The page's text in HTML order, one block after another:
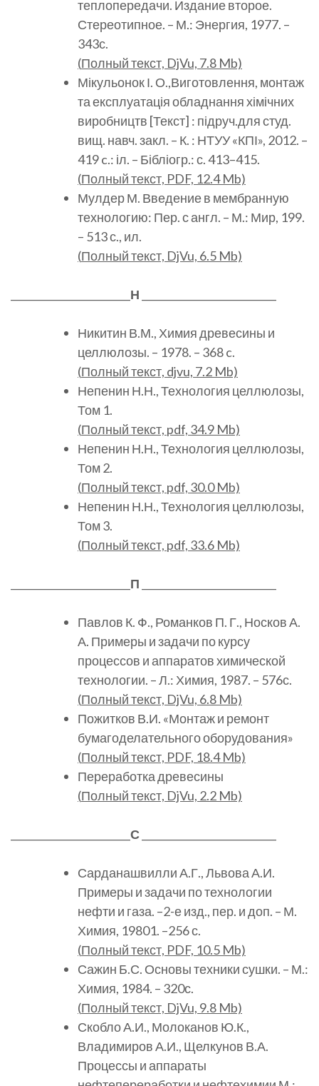
теплопередачи. Издание второе.
Стереотипное. – М.: Энергия, 1977. –
343с.
(Полныйтекст, DjVu, 7.8 Mb)
Мікульонок І. О.,Виготовлення, монтаж
та експлуатація обладнання хімічних
виробництв [Текст] : підруч.для студ.
вищ. навч. закл. – К. : НТУУ «КПІ», 2012. –
419 c.: іл. – Бібліогр.: с. 413–415.
(Полныйтекст, PDF, 12.4 Mb)
Мулдер М. Введение в мембранную
технологию: Пер. с англ. – М.: Мир, 199.
– 513 с., ил.
(Полныйтекст, DjVu, 6.5 Mb)
Н
Никитин В.М., Химия древесины и
целлюлозы. – 1978. – 368 c.
(Полныйтекст, djvu, 7.2 Mb)
Непенин Н.Н., Технология целлюлозы,
Том 1.
(Полныйтекст, pdf, 34.9 Mb)
Непенин Н.Н., Технология целлюлозы,
Том 2.
(Полныйтекст, pdf, 30.0 Mb)
Непенин Н.Н., Технология целлюлозы,
Том 3.
(Полныйтекст, pdf, 33.6 Mb)
П
Павлов К. Ф., Романков П. Г., Носков А.
А. Примеры и задачи по курсу
процессов и аппаратов химической
технологии. – Л.: Химия, 1987. – 576с.
(Полныйтекст, DjVu, 6.8 Mb)
Пожитков В.И. «Монтаж и ремонт
бумагоделательного оборудования»
(Полныйтекст, PDF, 18.4 Mb)
Переработка древесины
(Полныйтекст, DjVu, 2.2 Mb)
С
Сарданашвилли А.Г., Львова А.И.
Примеры и задачи по технологии
нефти и газа. –2-е изд., пер. и доп. – М.
Химия, 19801. –256 с.
(Полныйтекст, PDF, 10.5 Mb)
Сажин Б.С. Основы техники сушки. – М.:
Химия, 1984. – 320с.
(Полныйтекст, DjVu, 9.8 Mb)
Скобло А.И., Молоканов Ю.К.,
Владимиров А.И., Щелкунов В.А.
Процессы и аппараты